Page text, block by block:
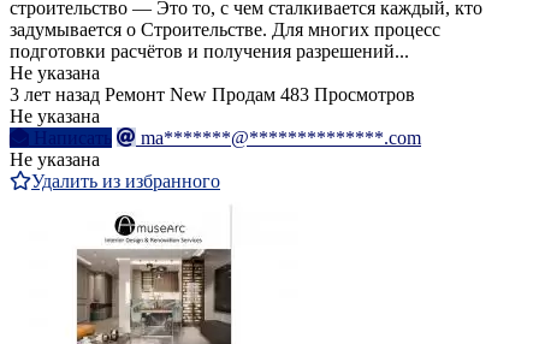
строительство — Это то, с чем сталкивается каждый, кто
задумывается о Строительстве. Для многих процесс
подготовки расчётов и получения разрешений...
Не указана
3 лет назад Ремонт New Продам 483 Просмотров
Не указана
Написать
ma*******@**************.com
Не указана
Удалить из избранного